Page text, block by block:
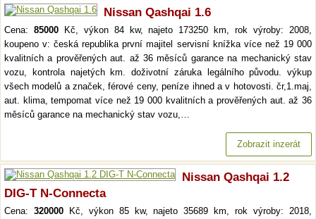
Nissan Qashqai 1.6
Cena: 85000Kč, výkon 84 kw, najeto 173250 km, rok výroby: 2008,
koupeno v: česká republika první majitel servisní knížka více než 19 000
kvalitních a prověřených aut. až 36 měsíců garance na mechanický stav
vozu, kontrola najetých km. doživotní záruka legálního původu. výkup
všech modelů a značek, férové ceny, peníze ihned a v hotovosti. čr,1.maj,
aut. klima, tempomat více než 19 000 kvalitních a prověřených aut. až 36
měsíců garance na mechanický stav vozu,…
Zobrazit inzerát
Nissan Qashqai 1.2
DIG-T N-Connecta
Cena: 320000Kč, výkon 85 kw, najeto 35689 km, rok výroby: 2018,